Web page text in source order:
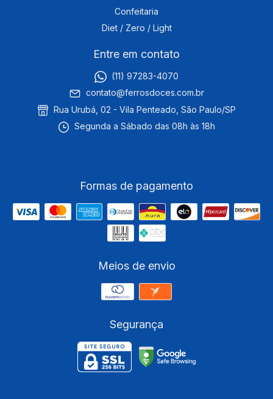
Confeitaria
Diet / Zero / Light
Entre em contato
(11) 97283-4070
contato@ferrosdoces.com.br
Rua Urubá, 02 - Vila Penteado, São Paulo/SP
Segunda a Sábado das 08h às 18h
Formas de pagamento
Meios de envio
Segurança